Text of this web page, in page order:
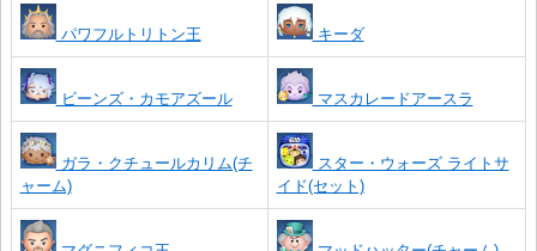
パワフルトリトン王 キーダ
ビーンズ・カモアズール マスカレードアースラ
ガラ・クチュールカリム(チ
ャーム)
スター・ウォーズ ライトサ
イド(セット)